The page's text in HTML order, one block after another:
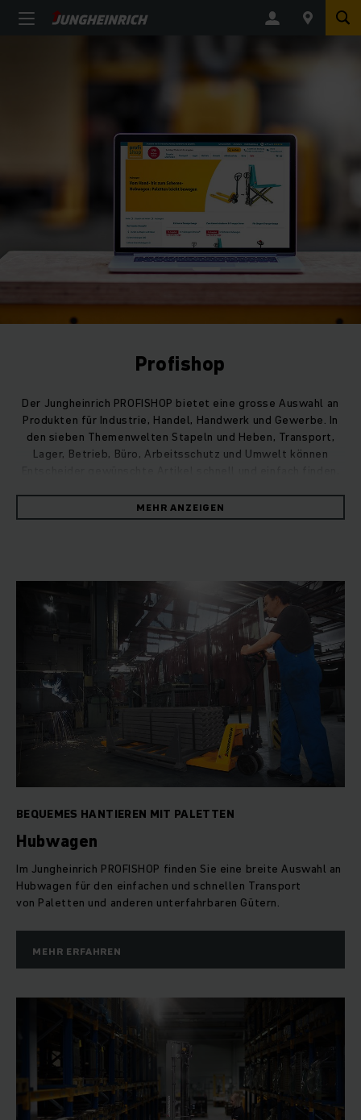
Profishop
Der Jungheinrich PROFISHOP bietet eine grosse Auswahl an
Produkten für Industrie, Handel, Handwerk und Gewerbe. In
den sieben Themenwelten Stapeln und Heben, Transport,
Lager, Betrieb, Büro, Arbeitsschutz und Umwelt können
MEHR ANZEIGEN
BEQUEMES HANTIEREN MIT PALETTEN
Hubwagen
Im Jungheinrich PROFISHOP finden Sie eine breite Auswahl an
Hubwagen für den einfachen und schnellen Transport
von Paletten und anderen unterfahrbaren Gütern.
MEHR ERFAHREN